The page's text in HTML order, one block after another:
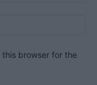
this browser for the